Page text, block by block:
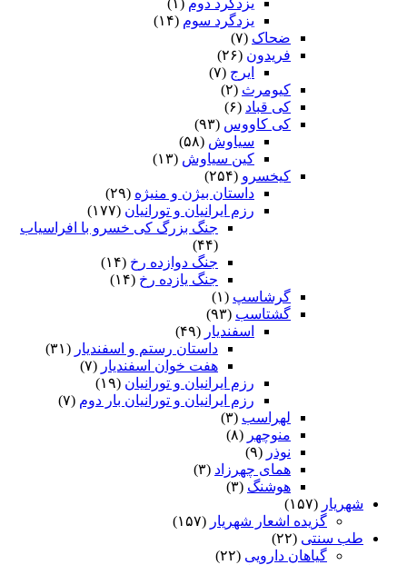
یزدگرد دوم (۱)
یزدگرد سوم (۱۴)
ضحاک (۷)
فریدون (۲۶)
ایرج (۷)
کیومرث (۲)
کی قباد (۶)
کی کاووس (۹۳)
سیاوش (۵۸)
کین سیاوش (۱۳)
کیخسرو (۲۵۴)
داستان بیژن و منیژه (۲۹)
رزم ایرانیان و تورانیان (۱۷۷)
جنگ بزرگ کی خسرو با افراسیاب
(۴۴)
جنگ دوازده رخ (۱۴)
جنگ یازده رخ (۱۴)
گرشاسپ (۱)
گشتاسب (۹۳)
اسفندیار (۴۹)
داستان رستم و اسفندیار (۳۱)
هفت خوان اسفندیار (۷)
رزم ایرانیان و تورانیان (۱۹)
رزم ایرانیان و تورانیان بار دوم (۷)
لهراسب (۳)
منوچهر (۸)
نوذر (۹)
هماى چهرزاد (۳)
هوشنگ (۳)
شهریار (۱۵۷)
گزیده اشعار شهریار (۱۵۷)
طب سنتی (۲۲)
گیاهان دارویی (۲۲)